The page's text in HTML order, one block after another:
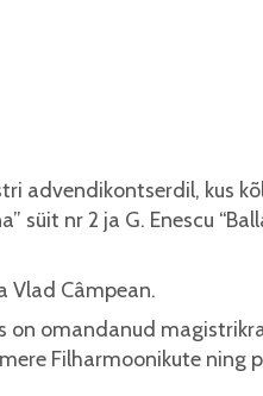
kus
süit nr 2 ja G. Enescu
Vlad Câmpean.
omandanud
Filharmoonikute ning